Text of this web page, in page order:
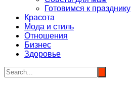
Готовимся к празднику
Красота
Мода и стиль
Отношения
Бизнес
Здоровье